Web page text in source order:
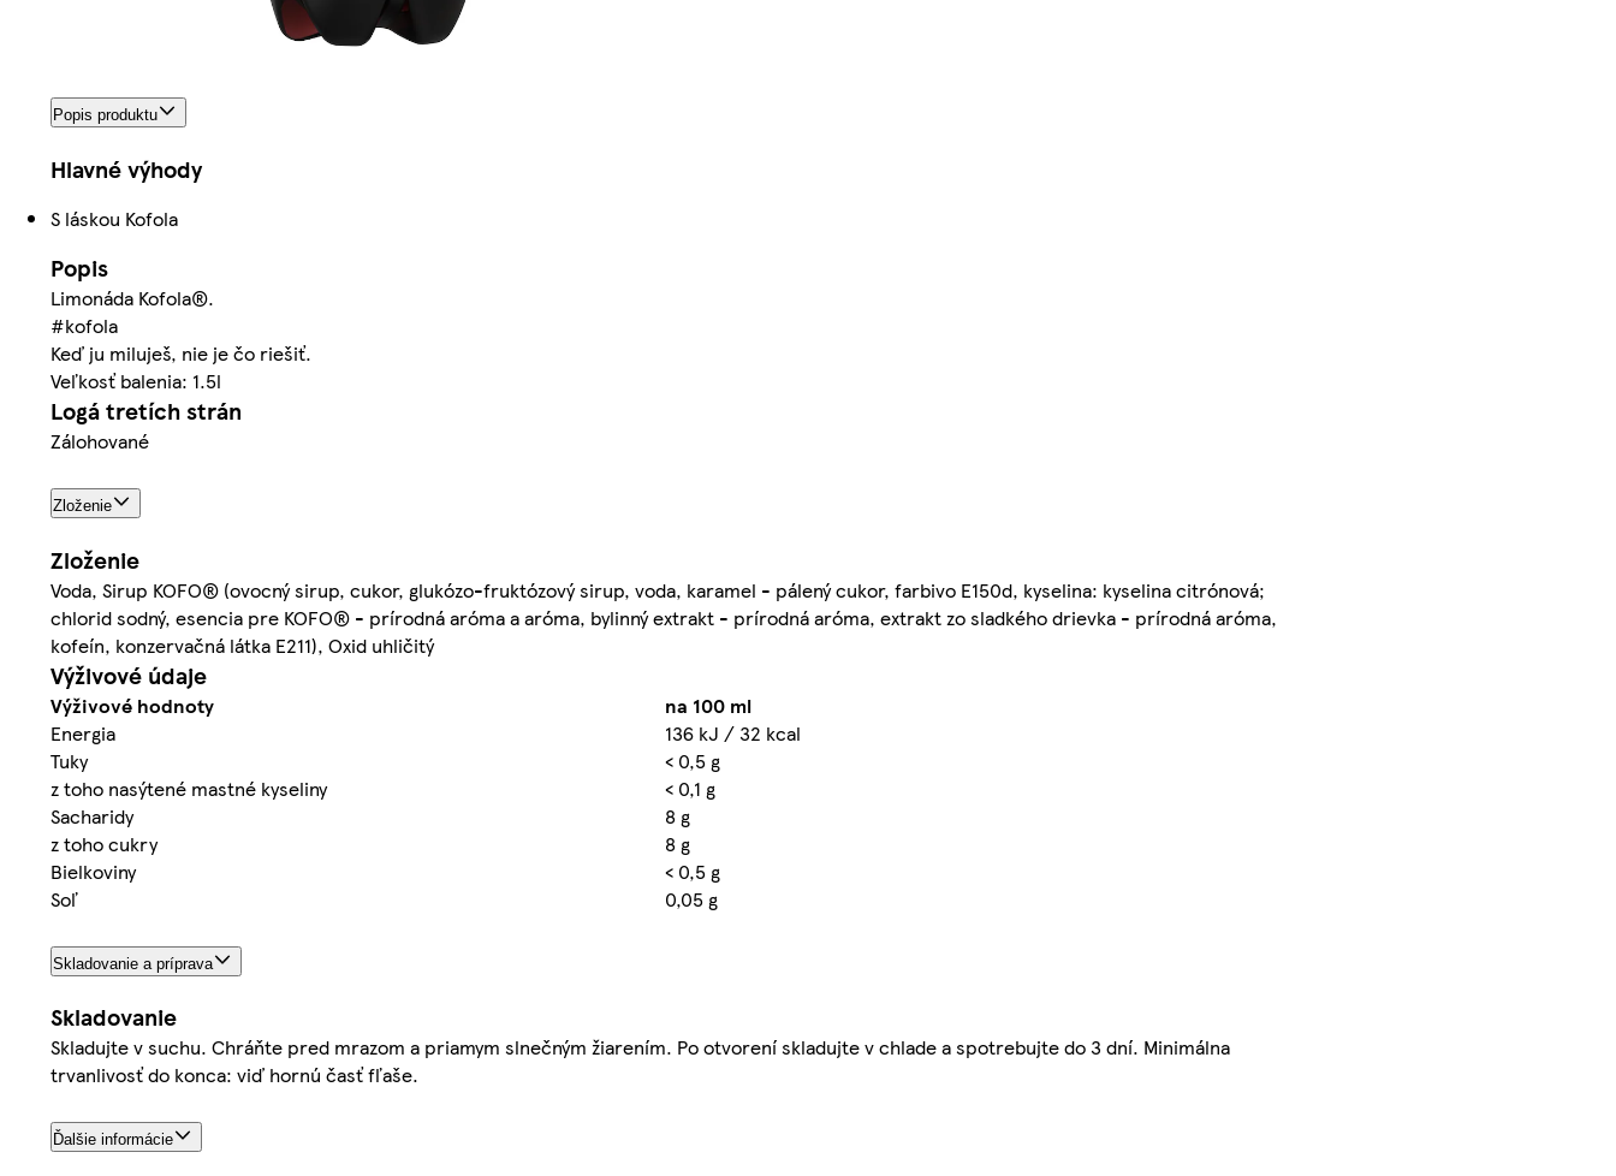
Popis produktu
Hlavné výhody
S láskou Kofola
Popis
Limonáda Kofola®.
#kofola
Keď ju miluješ, nie je čo riešiť.
Veľkosť balenia: 1.5l
Logá tretích strán
Zálohované
Zloženie
Zloženie
Voda, Sirup KOFO® (ovocný sirup, cukor, glukózo-fruktózový sirup, voda, karamel - pálený cukor, farbivo E150d, kyselina: kyselina citrónová;
chlorid sodný, esencia pre KOFO® - prírodná aróma a aróma, bylinný extrakt - prírodná aróma, extrakt zo sladkého drievka - prírodná aróma,
kofeín, konzervačná látka E211), Oxid uhličitý
Výživové údaje
Výživové hodnoty
na 100 ml
Energia
136 kJ / 32 kcal
Tuky
< 0,5 g
z toho nasýtené mastné kyseliny
< 0,1 g
Sacharidy
8 g
z toho cukry
8 g
Bielkoviny
< 0,5 g
Soľ
0,05 g
Skladovanie a príprava
Skladovanie
Skladujte v suchu. Chráňte pred mrazom a priamym slnečným žiarením. Po otvorení skladujte v chlade a spotrebujte do 3 dní. Minimálna
trvanlivosť do konca: viď hornú časť fľaše.
Ďalšie informácie